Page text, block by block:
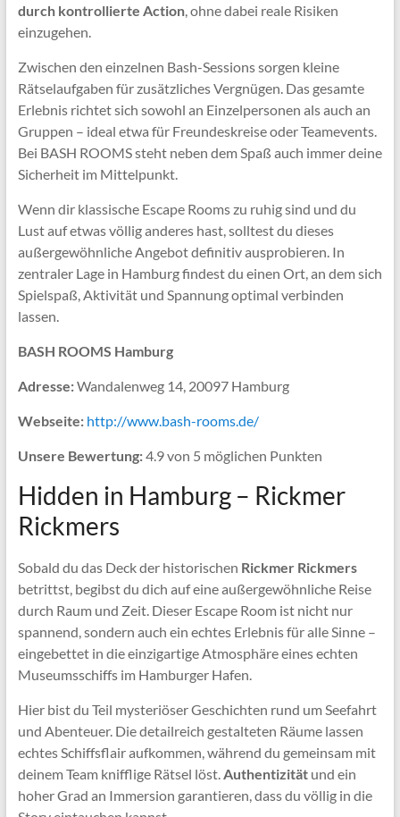
durch kontrollierte Action, ohne dabei reale Risiken
einzugehen.
Zwischen den einzelnen Bash-Sessions sorgen kleine
Rätselaufgaben für zusätzliches Vergnügen. Das gesamte
Erlebnis richtet sich sowohl an Einzelpersonen als auch an
Gruppen – ideal etwa für Freundeskreise oder Teamevents.
Bei BASH ROOMS steht neben dem Spaß auch immer deine
Sicherheit im Mittelpunkt.
Wenn dir klassische Escape Rooms zu ruhig sind und du
Lust auf etwas völlig anderes hast, solltest du dieses
außergewöhnliche Angebot definitiv ausprobieren. In
zentraler Lage in Hamburg findest du einen Ort, an dem sich
Spielspaß, Aktivität und Spannung optimal verbinden
lassen.
BASH ROOMS Hamburg
Adresse:Wandalenweg 14, 20097 Hamburg
Webseite: http://www.bash-rooms.de/
Unsere Bewertung:4.9 von 5 möglichen Punkten
Hidden in Hamburg – Rickmer
Rickmers
Sobald du das Deck der historischen Rickmer Rickmers
betrittst, begibst du dich auf eine außergewöhnliche Reise
durch Raum und Zeit. Dieser Escape Room ist nicht nur
spannend, sondern auch ein echtes Erlebnis für alle Sinne –
eingebettet in die einzigartige Atmosphäre eines echten
Museumsschiffs im Hamburger Hafen.
Hier bist du Teil mysteriöser Geschichten rund um Seefahrt
und Abenteuer. Die detailreich gestalteten Räume lassen
echtes Schiffsflair aufkommen, während du gemeinsam mit
deinem Team knifflige Rätsel löst. Authentizitätund ein
hoher Grad an Immersion garantieren, dass du völlig in die